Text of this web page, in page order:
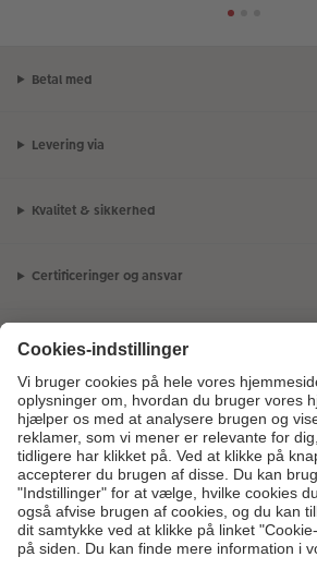
Betal med
Levering via
Kvalitet & sikkerhed
Certificeringer og ansvar
Kundeservice
Om os
Fotoprodukter
Andre produkter